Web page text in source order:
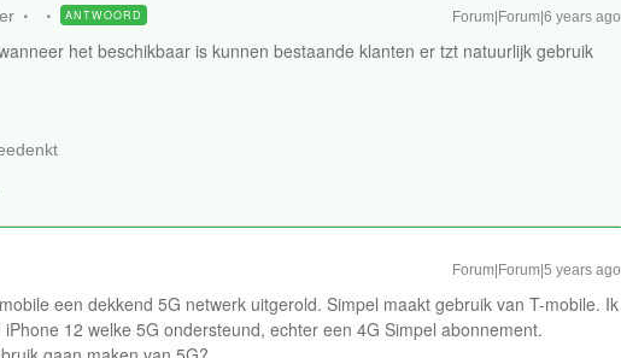
ANTWOORD Forum|Forum|6 years ago
het beschikbaar is kunnen bestaande klanten er tzt natuurlijk gebruik
Forum|Forum|5 years ago
een dekkend 5G netwerk uitgerold. Simpel maakt gebruik van T-mobile. Ik
12 welke 5G ondersteund, echter een 4G Simpel abonnement.